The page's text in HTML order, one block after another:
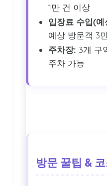
1만 건 이상
입장료 수입(예
예상 방문객 3
주차장: 3개 구
주차 가능
방문 꿀팁 &